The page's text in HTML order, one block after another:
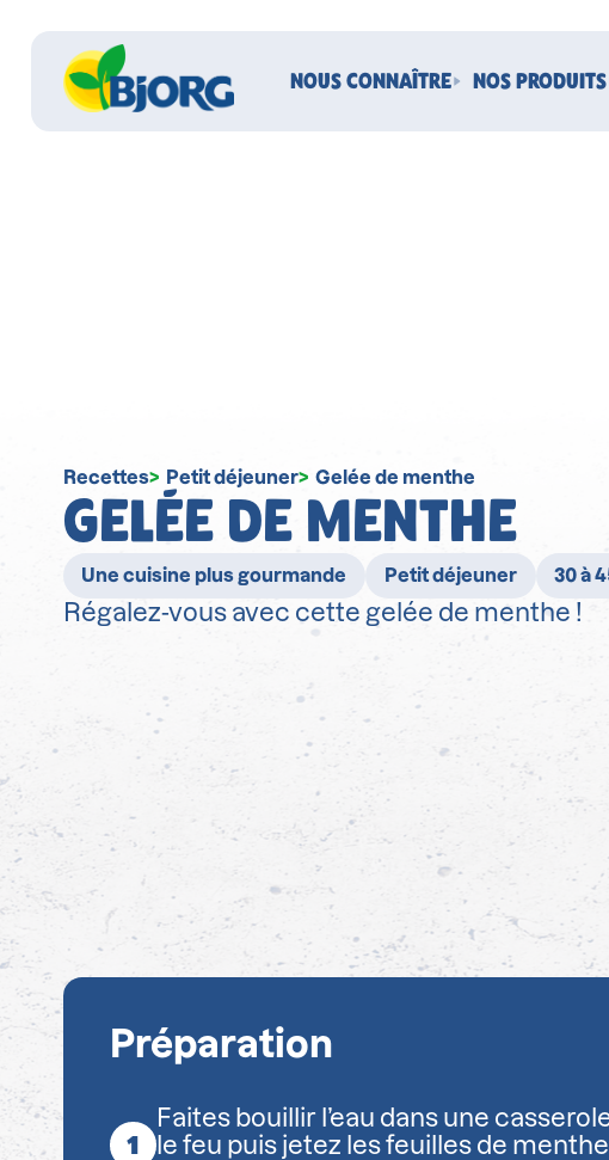
NOUS CONNAÎTRE NOS PRODUITS
Recettes Petit déjeuner Gelée de menthe
GELÉE DE MENTHE
Une cuisine plus gourmande Petit déjeuner 30 à
Régalez-vous avec cette gelée de menthe !
Préparation
Faites bouillir l’eau dans une
le feu puis jetez les feuilles de